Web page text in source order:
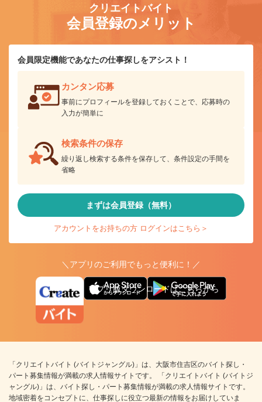
クリエイトバイト
会員登録のメリット
会員限定機能であなたの仕事探しをアシスト！
カンタン応募
事前にプロフィールを登録しておくことで、応募時の
入力が簡単に
検索条件の保存
繰り返し検索する条件を保存して、条件設定の手間を
省略
まずは会員登録（無料）
アカウントをお持ちの方 ログインはこちら＞
＼アプリのご利用でもっと便利に！／
アプリ版ダウンロードはこちらから
「クリエイトバイト (バイトジャングル)」は、大阪市住吉区のバイト探し・
パート募集情報が満載の求人情報サイトです。 「クリエイトバイト (バイトジ
ャングル)」は、バイト探し・パート募集情報が満載の求人情報サイトです。
地域密着をコンセプトに、仕事探しに役立つ最新の情報をお届けしていま